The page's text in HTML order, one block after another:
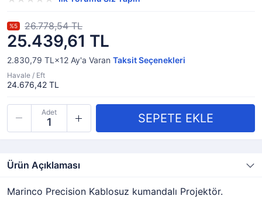
25.439,61 TL
%5 26.778,54 TL
2.830,79 TL×12 Ay'a Varan Taksit Seçenekleri
Havale / Eft
24.676,42 TL
Adet
Ürün Açıklaması
Marinco Precision Kablosuz kumandalı Projektör.